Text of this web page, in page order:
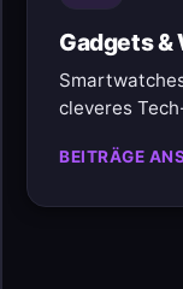
Gadgets &
cleveres
BEITRÄGE